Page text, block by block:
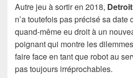
Autre jeu à sortir en 2018,
n’a toutefois pas précisé sa date
quand-même eu droit à un
poignant qui montre les
faire face en tant que robot au
pas toujours irréprochables.